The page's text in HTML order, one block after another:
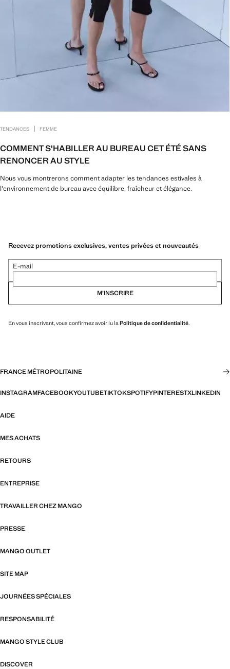
TENDANCES | FEMME
COMMENT S'HABILLER AU BUREAU CET ÉTÉ SANS
RENONCER AU STYLE
Nous vous montrerons comment adapter les tendances estivales à
l'environnement de bureau avec équilibre, fraîcheur et élégance.
Recevez promotions exclusives, ventes privées et nouveautés
E-mail
M’INSCRIRE
En vous inscrivant, vous confirmez avoir lu laPolitique de confidentialité.
FRANCE MÉTROPOLITAINE
INSTAGRAMFACEBOOKYOUTUBETIKTOKSPOTIFYPINTERESTXLINKEDIN
AIDE
MES ACHATS
RETOURS
ENTREPRISE
TRAVAILLER CHEZ MANGO
PRESSE
MANGO OUTLET
SITE MAP
JOURNÉES SPÉCIALES
RESPONSABILITÉ
MANGO STYLE CLUB
DISCOVER